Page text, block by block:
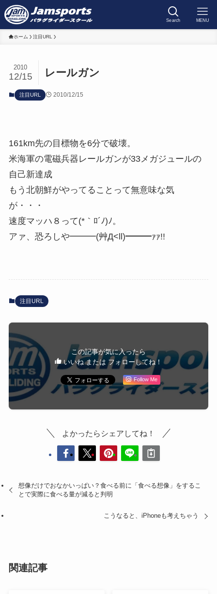
Search MENU
ホーム 注目URL
レールガン
2010
12/15
注目URL 2010/12/15
161km先の目標物を6分で破壊。
米海軍の電磁兵器レールガンが33メガジュールの
自己新達成
もう北朝鮮がやってることって無意味な気
が・・・
速度マッハ８って(*｀ﾛ´ﾉ)ﾉ。
アァ、恐ろしや━━━(艸Д<ll)━━━ｧｧ!!
注目URL
この記事が気に入ったら
いいね または フォローしてね！
Follow Me
よかったらシェアしてね！
想像だけでおなかいっぱい？食べる前に「食べる想像」をするこ
とで実際に食べる量が減ると判明
こうなると、iPhoneも考えちゃう
関連記事